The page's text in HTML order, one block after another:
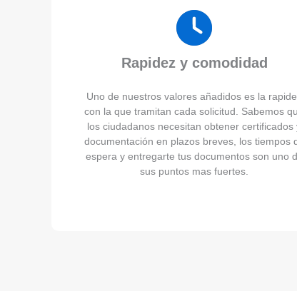
Rapidez y comodidad
Uno de nuestros valores añadidos es la
con la que tramitan cada solicitud. Sabemos
los ciudadanos necesitan obtener certificados
documentación en plazos breves, los tiempos
espera y entregarte tus documentos son uno
sus puntos mas fuertes.